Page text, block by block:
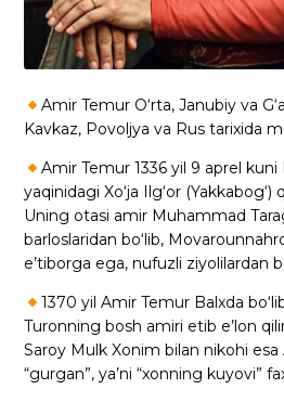
Amir Temur O‘rta, Janubiy va
Kavkaz, Povoljya va Rus tarixida
Amir Temur 1336 yil 9 aprel kuni
yaqinidagi Xo‘ja Ilg‘or (Yakkabog‘)
Uning otasi amir Muhammad
barloslaridan bo‘lib,
e’tiborga ega, nufuzli ziyolilardan
1370 yil Amir Temur Balxda
Turonning bosh amiri etib e’lon
Saroy Mulk Xonim bilan nikohi
“gurgan”, ya’ni “xonning kuyovi”